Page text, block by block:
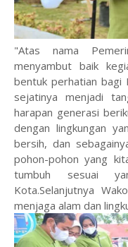
"Atas nama
menyambut baik
bentuk perhatian bagi
sejatinya menjadi
harapan generasi
dengan lingkungan
bersih, dan
pohon-pohon yang
tumbuh sesuai
Kota.Selanjutnya
menjaga alam dan